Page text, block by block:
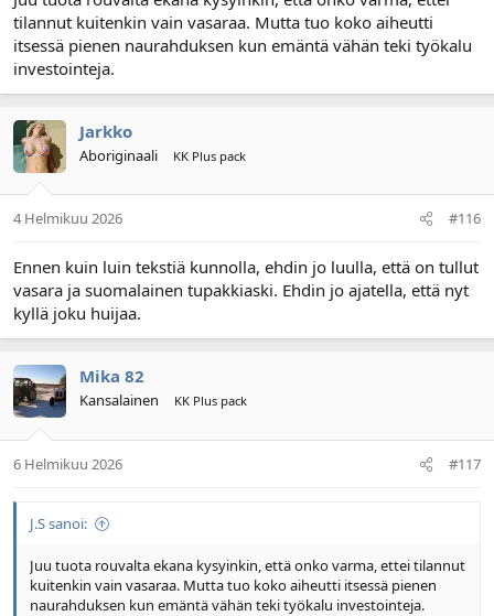
tilannut kuitenkin vain vasaraa. Mutta tuo koko aiheutti
itsessä pienen naurahduksen kun emäntä vähän teki työkalu
investointeja.
Jarkko
Aboriginaali KK Plus pack
4 Helmikuu 2026 #116
Ennen kuin luin tekstiä kunnolla, ehdin jo luulla, että on tullut
vasara ja suomalainen tupakkiaski. Ehdin jo ajatella, että nyt
kyllä joku huijaa.
Mika 82
Kansalainen KK Plus pack
6 Helmikuu 2026 #117
J.S sanoi:
Juu tuota rouvalta ekana kysyinkin, että onko varma, ettei tilannut
kuitenkin vain vasaraa. Mutta tuo koko aiheutti itsessä pienen
naurahduksen kun emäntä vähän teki työkalu investointeja.